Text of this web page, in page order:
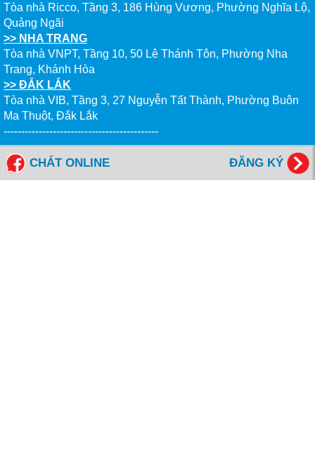
Tòa nhà Ricco, Tầng 3, 186 Hùng Vương, Phường Nghĩa Lộ,
Quảng Ngãi
>> NHA TRANG
Tòa nhà VNPT, Tầng 10, 50 Lê Thánh Tôn, Phường Nha
Trang, Khánh Hòa
>> ĐẮK LẮK
Tòa nhà VIB, Tầng 3, 27 Nguyễn Tất Thành, Phường Buôn
Ma Thuột, Đắk Lắk
--------------------------------------------
Tổng đài miễn cước: 1800 6577
FANPAGES NEW WORLD EDUCATION
ĐĂNG KÝ
CHÁT ONLINE